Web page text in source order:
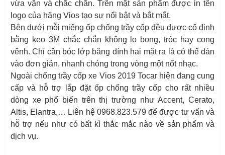
vừa vặn và chắc chắn. Trên mặt sản phẩm được in tên
logo của hãng Vios tạo sự nổi bật và bắt mắt.
Bên dưới mỗi miếng ốp chống trầy cốp đều được cố định
bằng keo 3M chắc chắn không lo bong, tróc hay cong
vênh. Chỉ cần bóc lớp băng dính hai mặt ra là có thể dán
vào đơn giản, nhanh chóng trong vòng một nốt nhạc.
Ngoài chống trầy cốp xe Vios 2019 Tocar hiện đang cung
cấp và hỗ trợ lắp đặt ốp chống trầy cốp cho rất nhiều
dòng xe phổ biến trên thị trường như Accent, Cerato,
Altis, Elantra,… Liên hệ 0968.823.579 để được tư vấn và
hỗ trợ nếu như có bất kì thắc mắc nào về sản phẩm và
dịch vụ.